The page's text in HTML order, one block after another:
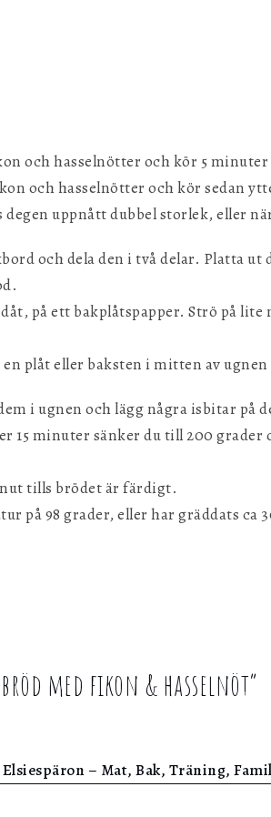
och hasselnötter och kör 5
och hasselnötter och kör sedan
uppnått dubbel storlek, eller
och dela den i två delar. Platta
på ett bakplåtspapper. Strö på
en plåt eller baksten i mitten av
i ugnen och lägg några isbitar på
15 minuter sänker du till 200 grader
tills brödet är färdigt.
på 98 grader, eller har gräddats ca
med fikon & hasselnöt”
– Mat, Bak, Träning,